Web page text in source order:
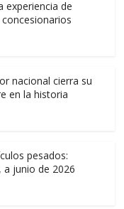
experiencia de
nacional cierra su
en la historia
pesados:
a junio de 2026